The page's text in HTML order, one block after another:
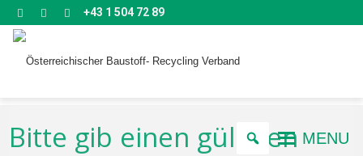
+43 1 504 72 89
MENU
Bitte gib einen gültigen